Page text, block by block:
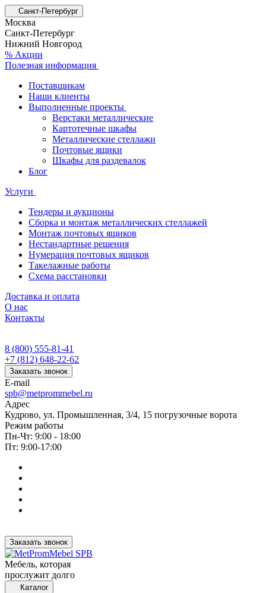
Санкт-Петербург
Москва
Санкт-Петербург
Нижний Новгород
% Акции
Полезная информация
Поставщикам
Наши клиенты
Выполненные проекты
Верстаки металлические
Картотечные шкафы
Металлические стеллажи
Почтовые ящики
Шкафы для раздевалок
Блог
Услуги
Тендеры и аукционы
Сборка и монтаж металлических стеллажей
Монтаж почтовых ящиков
Нестандартные решения
Нумерация почтовых ящиков
Такелажные работы
Схема расстановки
Доставка и оплата
О нас
Контакты
8 (800) 555-81-41
+7 (812) 648-22-62
Заказать звонок
E-mail
spb@metprommebel.ru
Адрес
Кудрово, ул. Промышленная, 3/4, 15 погрузочные ворота
Режим работы
Пн-Чт: 9:00 - 18:00
Пт: 9:00-17:00
Заказать звонок
Мебель, которая
прослужит долго
Каталог